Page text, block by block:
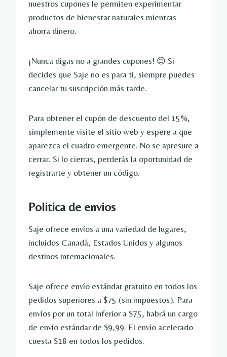
nuestros cupones le permiten experimentar
productos de bienestar naturales mientras
ahorra dinero.
¡Nunca digas no a grandes cupones! 😉 Si
decides que Saje no es para ti, siempre puedes
cancelar tu suscripción más tarde.
Para obtener el cupón de descuento del 15%,
simplemente visite el sitio web y espere a que
aparezca el cuadro emergente. No se apresure a
cerrar. Si lo cierras, perderás la oportunidad de
registrarte y obtener un código.
Politica de envios
Saje ofrece envíos a una variedad de lugares,
incluidos Canadá, Estados Unidos y algunos
destinos internacionales.
Saje ofrece envío estándar gratuito en todos los
pedidos superiores a $75 (sin impuestos). Para
envíos por un total inferior a $75, habrá un cargo
de envío estándar de $9,99. El envío acelerado
cuesta $18 en todos los pedidos.